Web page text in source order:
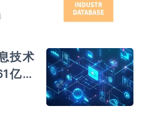
技术
亿元